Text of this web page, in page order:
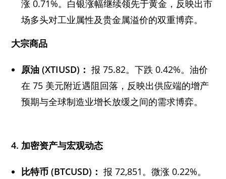
涨 0.71%。白银涨幅继续领先于黄金，反映出市
场多头对工业属性及贵金属溢价的双重博弈。
大宗商品
原油 (XTIUSD)： 报 75.82。下跌 0.42%。油价
在 75 美元附近遇阻回落，反映出供应端的增产
预期与全球制造业增长放缓之间的需求博弈。
4. 加密资产与宏观动态
比特币 (BTCUSD)： 报 72,851。微涨 0.22%。